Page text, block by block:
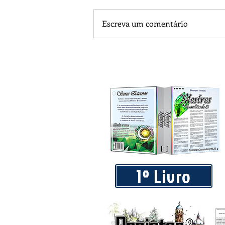
Praça 04 de Julho recebe
livre
Escreva um comentário
1º Livro